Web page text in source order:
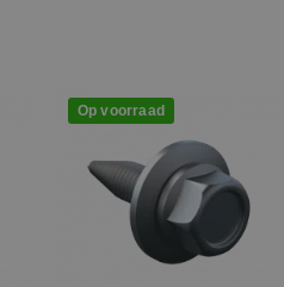
Op voorraad